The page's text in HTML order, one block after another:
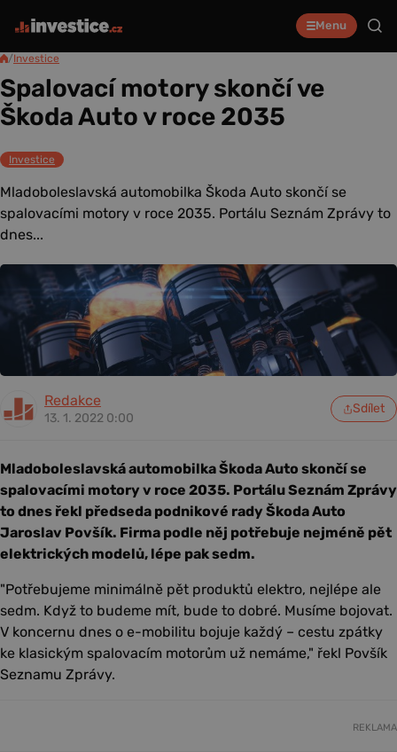
Menu
/Investice
Spalovací motory skončí ve
Škoda Auto v roce 2035
Investice
Mladoboleslavská automobilka Škoda Auto skončí se
spalovacími motory v roce 2035. Portálu Seznám Zprávy to
dnes...
Redakce
13. 1. 2022 0:00
Sdílet
Mladoboleslavská automobilka Škoda Auto skončí se
spalovacími motory v roce 2035. Portálu Seznám Zprávy
to dnes řekl předseda podnikové rady Škoda Auto
Jaroslav Povšík. Firma podle něj potřebuje nejméně pět
elektrických modelů, lépe pak sedm.
"Potřebujeme minimálně pět produktů elektro, nejlépe ale
sedm. Když to budeme mít, bude to dobré. Musíme bojovat.
V koncernu dnes o e-mobilitu bojuje každý – cestu zpátky
ke klasickým spalovacím motorům už nemáme," řekl Povšík
Seznamu Zprávy.
REKLAMA